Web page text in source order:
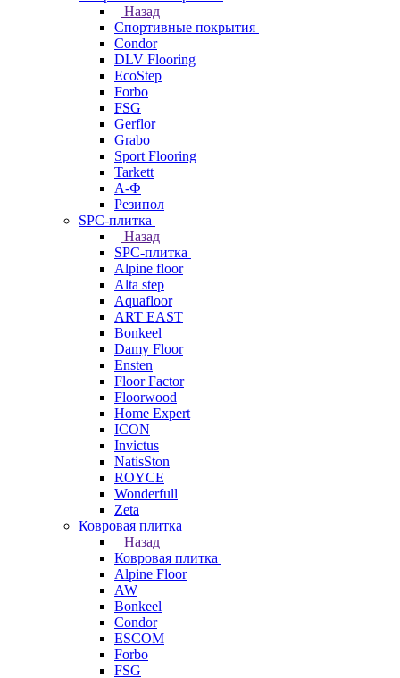
Назад
Спортивные покрытия
Condor
DLV Flooring
EcoStep
Forbo
FSG
Gerflor
Grabo
Sport Flooring
Tarkett
А-Ф
Резипол
SPC-плитка
Назад
SPC-плитка
Alpine floor
Alta step
Aquafloor
ART EAST
Bonkeel
Damy Floor
Ensten
Floor Factor
Floorwood
Home Expert
ICON
Invictus
NatisSton
ROYCE
Wonderfull
Zeta
Ковровая плитка
Назад
Ковровая плитка
Alpine Floor
AW
Bonkeel
Condor
ESCOM
Forbo
FSG